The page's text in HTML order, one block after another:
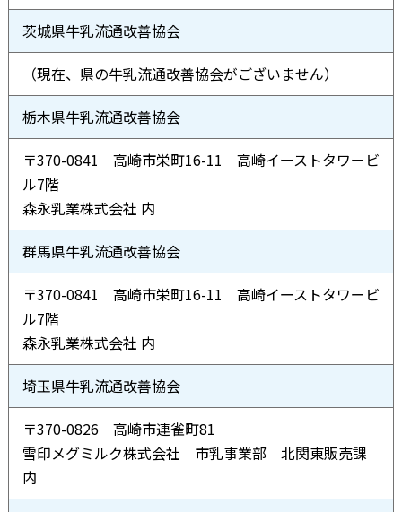
茨城県牛乳流通改善協会
（現在、県の牛乳流通改善協会がございません）
栃木県牛乳流通改善協会
〒370-0841 高崎市栄町16-11 高崎イーストタワービ
ル7階
森永乳業株式会社 内
群馬県牛乳流通改善協会
〒370-0841 高崎市栄町16-11 高崎イーストタワービ
ル7階
森永乳業株式会社 内
埼玉県牛乳流通改善協会
〒370-0826 高崎市連雀町81
雪印メグミルク株式会社 市乳事業部 北関東販売課
内